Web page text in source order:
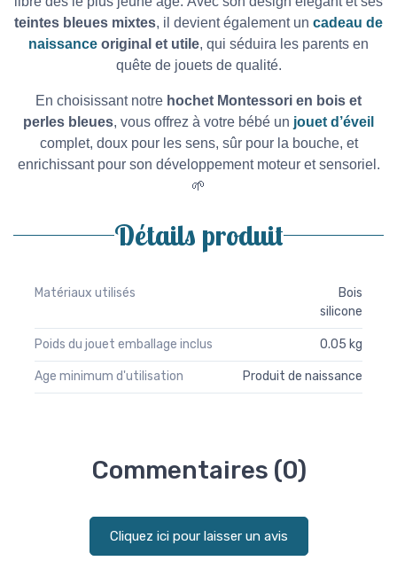
teintes bleues mixtes, il devient également un cadeau de
naissance original et utile, qui séduira les parents en
quête de jouets de qualité.
En choisissant notre hochet Montessori en bois et
perles bleues, vous offrez à votre bébé un jouet d’éveil
complet, doux pour les sens, sûr pour la bouche, et
enrichissant pour son développement moteur et sensoriel.
🌱
Détails produit
Matériaux utilisés
Bois
silicone
Poids du jouet emballage inclus 0.05 kg
Age minimum d'utilisation Produit de naissance
Commentaires (0)
Cliquez ici pour laisser un avis